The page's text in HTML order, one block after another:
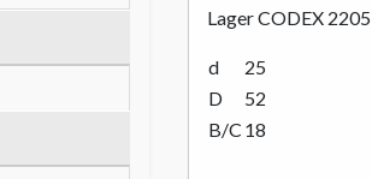
Lager CODEX 2205
d
25
D
52
B/C 18